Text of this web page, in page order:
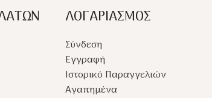
ΛΟΓΑΡΙΑΣΜΟΣ
Σύνδεση
Εγγραφή
Ιστορικό Παραγγελιών
Αγαπημένα